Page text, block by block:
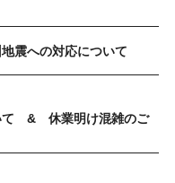
震への対応について
& 休業明け混雑のご